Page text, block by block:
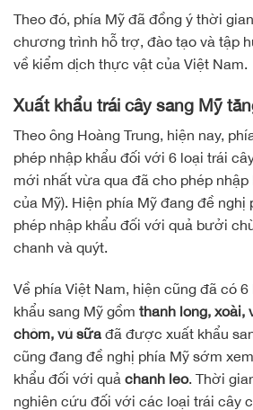
Theo đó, phía Mỹ đã đồng ý thời
chương trình hỗ trợ, đào tạo và tập
về kiểm dịch thực vật của Việt Nam.
Xuất khẩu trái cây sang Mỹ
Theo ông Hoàng Trung, hiện nay,
phép nhập khẩu đối với 6 loại trái
mới nhất vừa qua đã cho phép
của Mỹ). Hiện phía Mỹ đang đề nghị
phép nhập khẩu đối với quả bưởi
chanh và quýt.
Về phía Việt Nam, hiện cũng đã có
khẩu sang Mỹ gồm thanh long, xoài,
chôm, vú sữa đã được xuất khẩu
cũng đang đề nghị phía Mỹ sớm
khẩu đối với quả chanh leo. Thời
nghiên cứu đối với các loại trái cây